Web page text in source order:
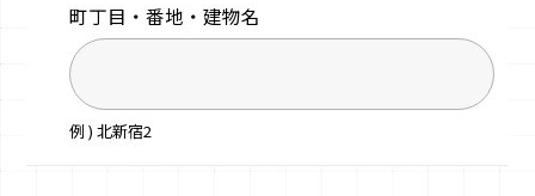
町丁目・番地・建物名
例 ) 北新宿2